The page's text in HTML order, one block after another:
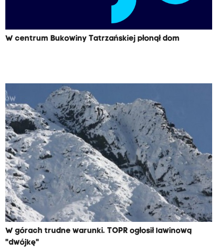
W centrum Bukowiny Tatrzańskiej płonął dom
W górach trudne warunki. TOPR ogłosił lawinową
"dwójkę"